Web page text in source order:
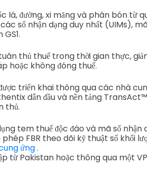
lá, đường, xi măng và phân bón từ
số nhận dạng duy nhất (UIMs),
thủ thuế trong thời gian thực,
hoặc không đóng thuế.
triển khai thông qua các nhà
dẫn đầu và nền tảng
thủ.
tem thuế độc đáo và mã số
FBR theo dõi kỹ thuật số khối
ứng.
từ Pakistan hoặc thông qua một